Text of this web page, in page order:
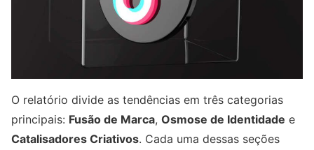
O relatório divide as tendências em três categorias
principais: Fusão de Marca, Osmose de Identidade e
Catalisadores Criativos. Cada uma dessas seções